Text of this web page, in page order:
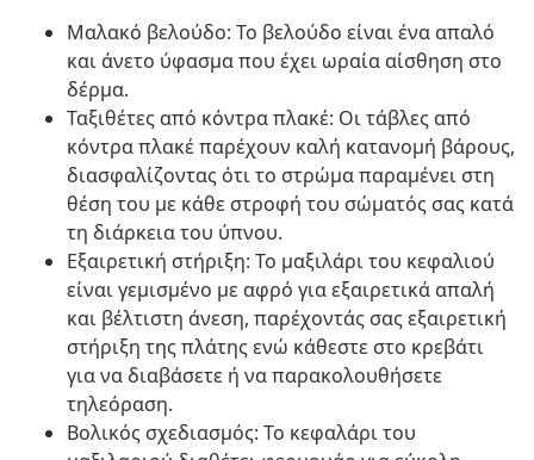
Μαλακό βελούδο: Το βελούδο είναι ένα απαλό
και άνετο ύφασμα που έχει ωραία αίσθηση στο
δέρμα.
Ταξιθέτες από κόντρα πλακέ: Οι τάβλες από
κόντρα πλακέ παρέχουν καλή κατανομή βάρους,
διασφαλίζοντας ότι το στρώμα παραμένει στη
θέση του με κάθε στροφή του σώματός σας κατά
τη διάρκεια του ύπνου.
Εξαιρετική στήριξη: Το μαξιλάρι του κεφαλιού
είναι γεμισμένο με αφρό για εξαιρετικά απαλή
και βέλτιστη άνεση, παρέχοντάς σας εξαιρετική
στήριξη της πλάτης ενώ κάθεστε στο κρεβάτι
για να διαβάσετε ή να παρακολουθήσετε
τηλεόραση.
Βολικός σχεδιασμός: Το κεφαλάρι του